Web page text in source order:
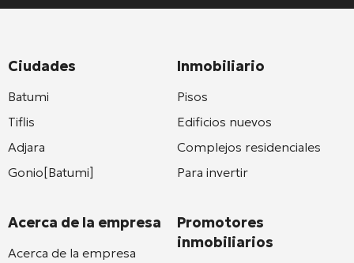
Ciudades
Batumi
Tiflis
Adjara
Gonio[Batumi]
Acerca de la empresa
Acerca de la empresa
Inmobiliario
Pisos
Edificios nuevos
Complejos residenciales
Para invertir
Promotores
inmobiliarios